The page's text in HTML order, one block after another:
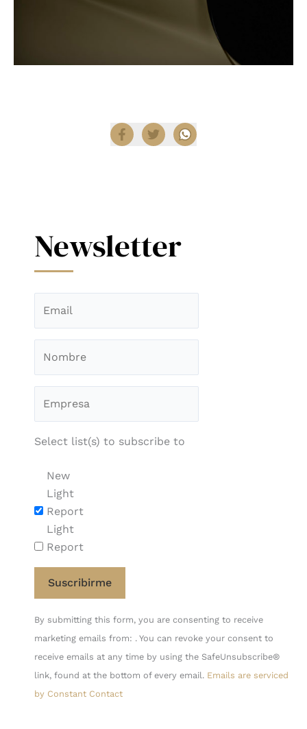
Newsletter
Select list(s) to subscribe to
New
Light
Report
Light
Report
Constant
Contact
Use.
Please
leave
By submitting this form, you are consenting to receive
marketing emails from: . You can revoke your consent to
receive emails at any time by using the SafeUnsubscribe®
link, found at the bottom of every email. Emails are serviced
by Constant Contact